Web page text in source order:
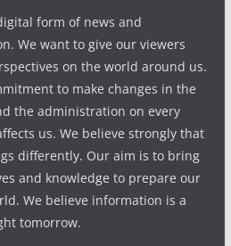
form of news and
We want to give our viewers
on the world around us.
to make changes in the
the administration on every
us. We believe strongly that
differently. Our aim is to bring
and knowledge to prepare our
We believe information is a
tomorrow.